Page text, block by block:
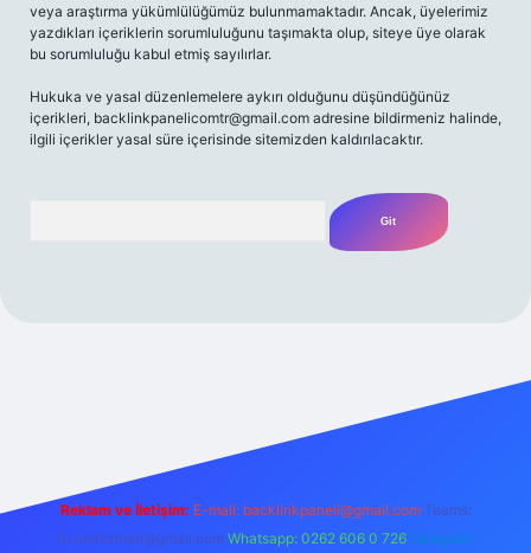
veya araştırma yükümlülüğümüz bulunmamaktadır. Ancak, üyelerimiz
yazdıkları içeriklerin sorumluluğunu taşımakta olup, siteye üye olarak
bu sorumluluğu kabul etmiş sayılırlar.
Hukuka ve yasal düzenlemelere aykırı olduğunu düşündüğünüz
içerikleri, backlinkpanelicomtr@gmail.com adresine bildirmeniz halinde,
ilgili içerikler yasal süre içerisinde sitemizden kaldırılacaktır.
Reklam ve İletişim: E-mail: backlinkpaneli@gmail.com Teams:
forumhizmeti@gmail.com Whatsapp: 0262 606 0 726 Telegram: